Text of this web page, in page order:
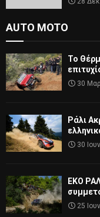
AUTO MOTO
Το
30
Ράλι
30
ΕΚΟ
25